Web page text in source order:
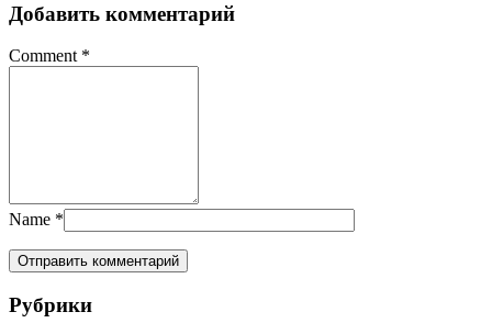
Добавить комментарий
Comment *
Name *
Рубрики